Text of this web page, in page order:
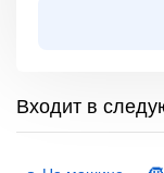
Входит в